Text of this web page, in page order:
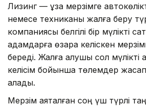
Лизинг — ұзақ мерзімге
немесе техниканы жалға беру
компаниясы белгілі бір мүлікті
адамдарға өзара келіскен
береді. Жалға алушы сол мүлікті
келісім бойынша төлемдер
алады.
Мерзім аяқталған соң үш түрлі